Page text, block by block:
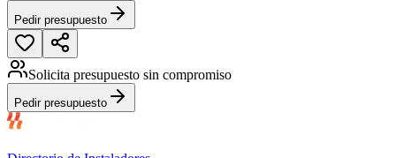
Pedir presupuesto
Solicita presupuesto sin compromiso
Pedir presupuesto